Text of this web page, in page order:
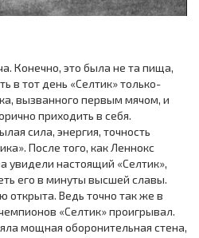
Конечно, это была не та пища,
в тот день «Селтик» только-
вызванного первым мячом, и
приходить в себя.
сила, энергия, точность
После того, как Леннокс
увидели настоящий «Селтик»,
его в минуты высшей славы.
открыта. Ведь точно так же в
«Селтик» проигрывал.
мощная оборонительная стена,